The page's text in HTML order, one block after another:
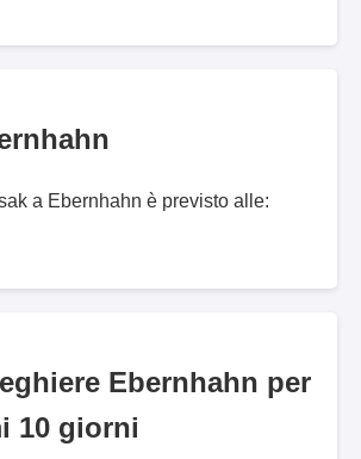
a Ebernhahn è previsto alle:
Ebernhahn per
10 giorni